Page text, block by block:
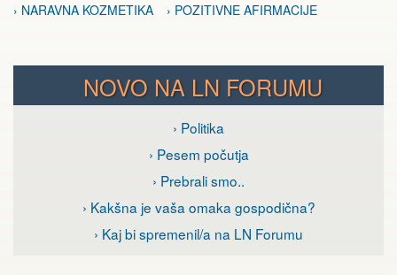
› NARAVNA KOZMETIKA
› POZITIVNE AFIRMACIJE
NOVO NA LN FORUMU
› Politika
› Pesem počutja
› Prebrali smo..
› Kakšna je vaša omaka gospodična?
› Kaj bi spremenil/a na LN Forumu